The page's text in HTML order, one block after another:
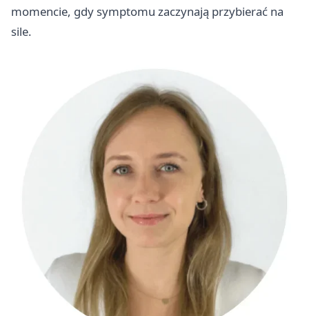
momencie, gdy symptomu zaczynają przybierać na
sile.